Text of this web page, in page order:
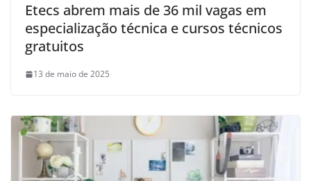
Etecs abrem mais de 36 mil vagas em
especialização técnica e cursos técnicos
gratuitos
13 de maio de 2025